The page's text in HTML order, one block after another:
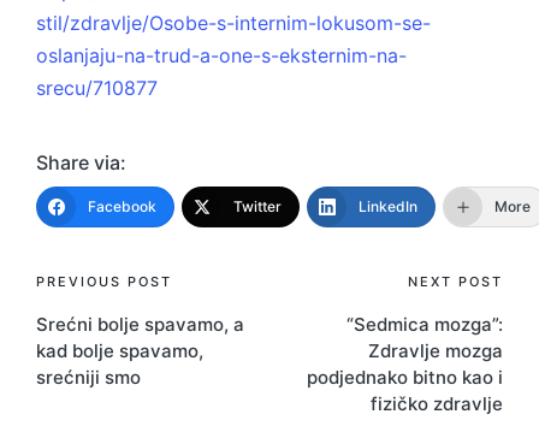
stil/zdravlje/Osobe-s-internim-lokusom-se-
oslanjaju-na-trud-a-one-s-eksternim-na-
srecu/710877
Share via:
Facebook Twitter LinkedIn More
Post
navigation
PREVIOUS POST
Srećni bolje spavamo, a
kad bolje spavamo,
srećniji smo
NEXT POST
“Sedmica mozga”:
Zdravlje mozga
podjednako bitno kao i
fizičko zdravlje